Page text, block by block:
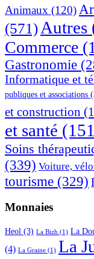
Animaux (120)
(571) Autres
Commerce
Gastronomie
Informatique et
publiques et associations
et construction
et santé
Soins
(339) Voiture,
tourisme (329)
Monnaies
Heol (3) La Bizh (1) La
(4) La Graine (1) La